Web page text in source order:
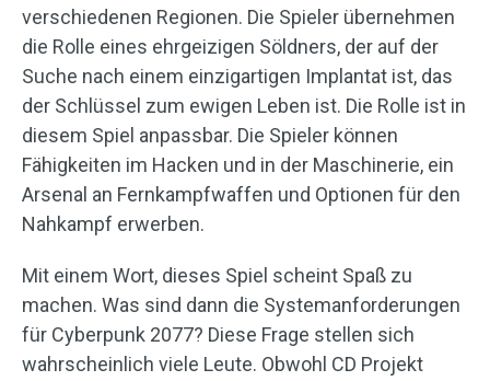
verschiedenen Regionen. Die Spieler übernehmen
die Rolle eines ehrgeizigen Söldners, der auf der
Suche nach einem einzigartigen Implantat ist, das
der Schlüssel zum ewigen Leben ist. Die Rolle ist in
diesem Spiel anpassbar. Die Spieler können
Fähigkeiten im Hacken und in der Maschinerie, ein
Arsenal an Fernkampfwaffen und Optionen für den
Nahkampf erwerben.
Mit einem Wort, dieses Spiel scheint Spaß zu
machen. Was sind dann die Systemanforderungen
für Cyberpunk 2077? Diese Frage stellen sich
wahrscheinlich viele Leute. Obwohl CD Projekt